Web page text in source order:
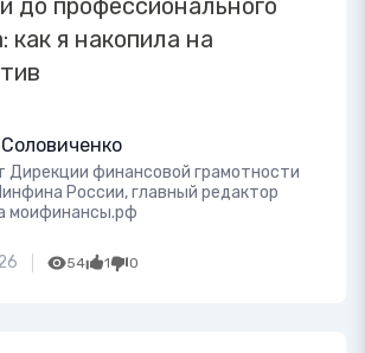
до профессионального
как я накопила на
Дирекции финансовой грамотности
России, главный редактор
моифинансы.рф
54 1 0